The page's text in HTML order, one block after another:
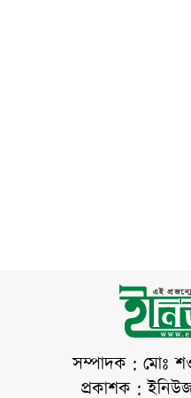
সম্পাদক : মোঃ
প্রকাশক :